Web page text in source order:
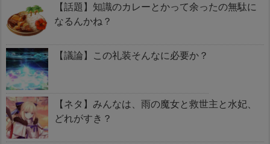
【話題】知識のカレーとかって余ったの無駄に
なるんかね？
【議論】この礼装そんなに必要か？
【ネタ】みんなは、雨の魔女と救世主と水妃、
どれがすき？